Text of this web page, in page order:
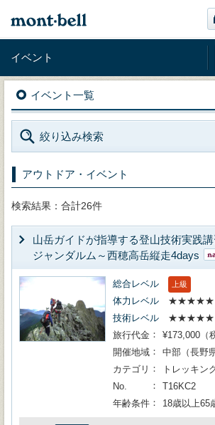
イベント
イベント一覧
絞り込み検索
アウトドア・イベント
検索結果：合計26件
山岳ガイドが指導する登山技術実践
ジャンダルム～西穂高岳縦走4days
総合レベル 上級
体力レベル
★★★★★
技術レベル
★★★★★
旅行代金
¥173,000（
開催地域
中部（長野県
カテゴリ
トレッキン
No.
T16KC2
年齢条件
18歳以上65